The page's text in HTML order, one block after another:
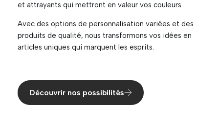
et attrayants qui mettront en valeur vos couleurs.
Avec des options de personnalisation variées et des
produits de qualité, nous transformons vos idées en
articles uniques qui marquent les esprits.
Découvrir nos possibilités